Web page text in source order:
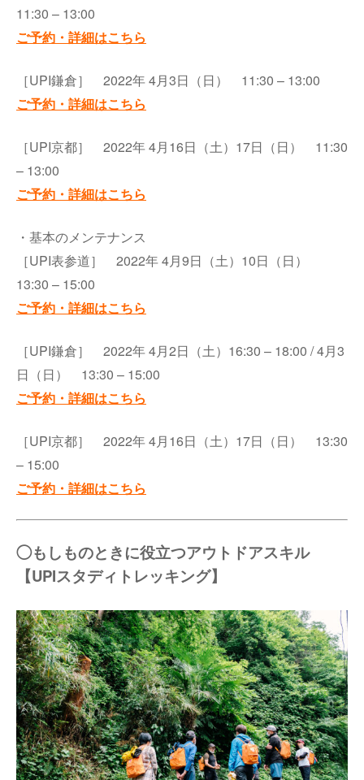
11:30 – 13:00
ご予約・詳細はこちら
［UPI鎌倉］ 2022年 4月3日（日） 11:30 – 13:00
ご予約・詳細はこちら
［UPI京都］ 2022年 4月16日（土）17日（日） 11:30
– 13:00
ご予約・詳細はこちら
・基本のメンテナンス
［UPI表参道］ 2022年 4月9日（土）10日（日）
13:30 – 15:00
ご予約・詳細はこちら
［UPI鎌倉］ 2022年 4月2日（土）16:30 – 18:00 / 4月3
日（日） 13:30 – 15:00
ご予約・詳細はこちら
［UPI京都］ 2022年 4月16日（土）17日（日） 13:30
– 15:00
ご予約・詳細はこちら
◯もしものときに役立つアウトドアスキル
【UPIスタディトレッキング】